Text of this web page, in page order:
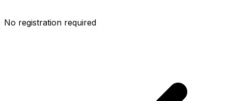
No registration required